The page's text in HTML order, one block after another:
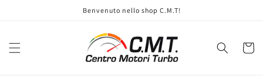
Benvenuto nello shop C.M.T!
Carrello